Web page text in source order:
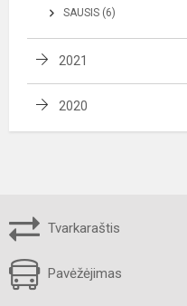
SAUSIS (6)
2021
2020
Tvarkaraštis
Pavėžėjimas